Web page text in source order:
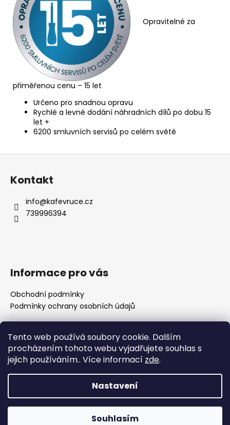
Tento web používá soubory cookie. Dalším
procházením tohoto webu vyjadřujete souhlas s
jejich používáním.. Více informací zde.
Nastavení
Souhlasím
Opravitelné za
přiměřenou cenu – 15 let
Určeno pro snadnou opravu
Rychlé a levné dodání náhradních dílů po dobu 15
let +
6200 smluvních servisů po celém světě
Kontakt
info@kafevruce.cz
739996394
Informace pro vás
Obchodní podmínky
Podmínky ochrany osobních údajů
dubnak.cz ukace.cz
Copyright 2026KAFE V RUCE - pražírna výběrové kávy.
Všechna práva vyhrazena.